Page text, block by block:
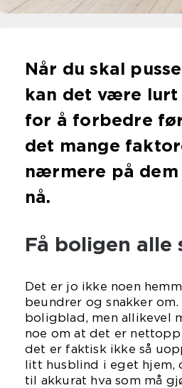
Når du skal
kan det være lurt
for å forbedre
det mange
nærmere på dem
Få boligen alle
Det er jo ikke noen
beundrer og snakker
boligblad, men allikevel
noe om at det er
det er faktisk ikke så
litt husblind i eget hjem,
til akkurat hva som må